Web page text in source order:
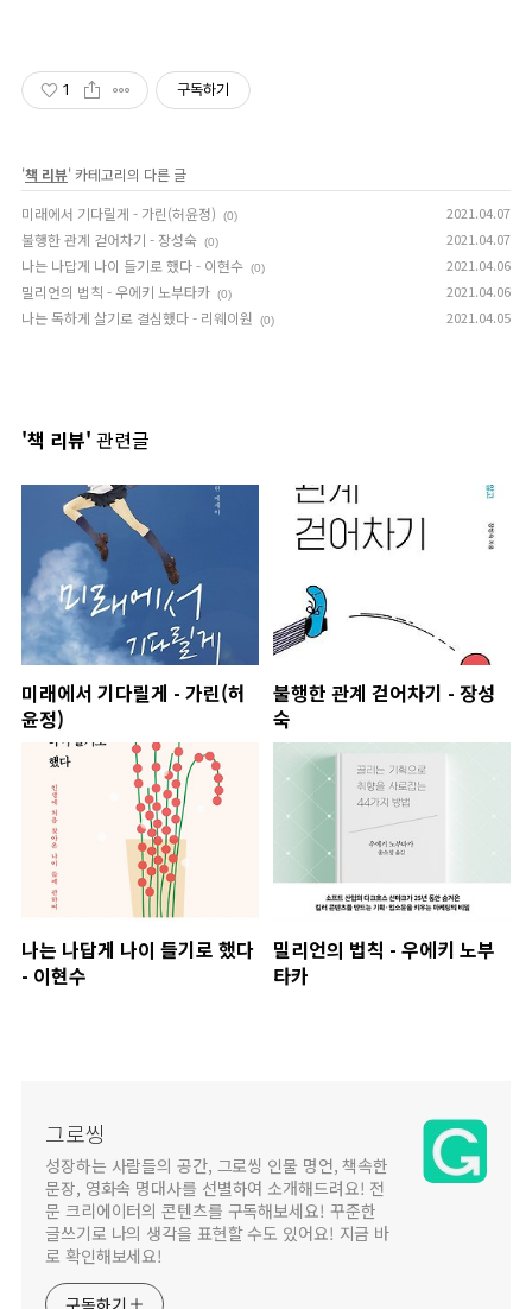
1 구독하기
'책 리뷰' 카테고리의 다른 글
미래에서 기다릴게 - 가린(허윤정)
(0) 2021.04.07
불행한 관계 걷어차기 - 장성숙 (0) 2021.04.07
나는 나답게 나이 들기로 했다 - 이현수 (0) 2021.04.06
밀리언의 법칙 - 우에키 노부타카 (0) 2021.04.06
나는 독하게 살기로 결심했다 - 리웨이원 (0) 2021.04.05
'책 리뷰' 관련글
미래에서 기다릴게 - 가린(허
윤정)
불행한 관계 걷어차기 - 장성
숙
나는 나답게 나이 들기로 했다
- 이현수
밀리언의 법칙 - 우에키 노부
타카
그로씽
성장하는 사람들의 공간, 그로씽 인물 명언, 책속한
문장, 영화속 명대사를 선별하여 소개해드려요! 전
문 크리에이터의 콘텐츠를 구독해보세요! 꾸준한
글쓰기로 나의 생각을 표현할 수도 있어요! 지금 바
로 확인해보세요!